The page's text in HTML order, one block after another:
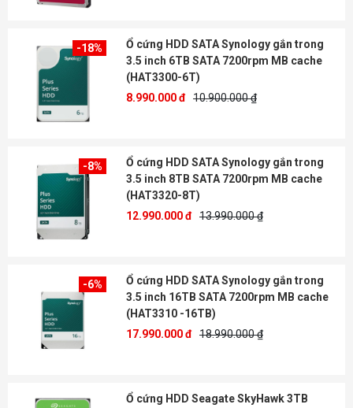
-18%
Ổ cứng HDD SATA Synology gắn trong
3.5 inch 6TB SATA 7200rpm MB cache
(HAT3300-6T)
8.990.000 đ 10.900.000 ₫
-8%
Ổ cứng HDD SATA Synology gắn trong
3.5 inch 8TB SATA 7200rpm MB cache
(HAT3320-8T)
12.990.000 đ 13.990.000 ₫
-6%
Ổ cứng HDD SATA Synology gắn trong
3.5 inch 16TB SATA 7200rpm MB cache
(HAT3310 -16TB)
17.990.000 đ 18.990.000 ₫
Ổ cứng HDD Seagate SkyHawk 3TB